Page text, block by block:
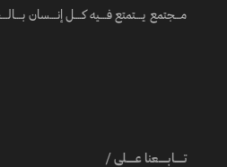
مـــجتمع يــــتمتع فــــيه كــــل إنــــسان
تـــــابـــــعنا عـــــلى /